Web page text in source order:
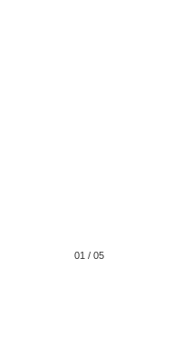
01 / 05